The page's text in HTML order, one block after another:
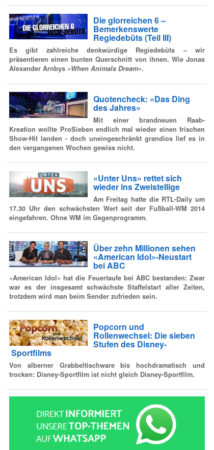
Die glorreichen 6 –
Bemerkenswerte
Regiedebüts (Teil III)
Es gibt zahlreiche denkwürdige Regiedebüts – wir
präsentieren einen bunten Querschnitt von ihnen. Wie Jonas
Alexander Arnbys «When Animals Dream».
Quotencheck: «Das Ding
des Jahres»
Mit einer brandneuen Raab-
Kreation wollte ProSieben endlich mal wieder einen frischen
Show-Hit landen - doch uneingeschränkt grandios lief es in
den vergangenen Wochen gewiss nicht.
«Unter Uns» rettet sich
wieder ins Zweistellige
Am Freitag hatte die RTL-Daily um
17.30 Uhr den schwächsten Wert seit der Fußball-WM 2014
eingefahren. Ohne WM im Gegenprogramm.
Über zehn Millionen sehen
«American Idol»-Neustart
bei ABC
«American Idol» hat die Feuertaufe bei ABC bestanden: Zwar
war es der insgesamt schwächste Staffelstart aller Zeiten,
trotzdem wird man beim Sender zufrieden sein.
Popcorn und
Rollenwechsel: Die sieben
Stufen des Disney-
Sportfilms
Von alberner Grabbeltischware bis hochdramatisch und
trocken: Disney-Sportfilm ist nicht gleich Disney-Sportfilm.